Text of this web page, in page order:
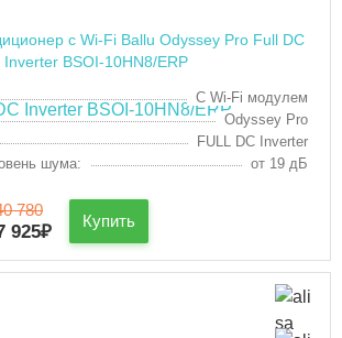
с Wi-Fi Ballu Odyssey Pro Full DC
Inverter BSOI-10HN8/ERP
С Wi-Fi модулем
Odyssey Pro
FULL DC Inverter
шума:
от 19 дБ
780
925₽
Купить